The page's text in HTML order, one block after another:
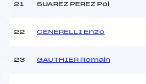
21 SUAREZ PEREZ Pol
22 CENERELLI Enzo
23 GAUTHIER Romain